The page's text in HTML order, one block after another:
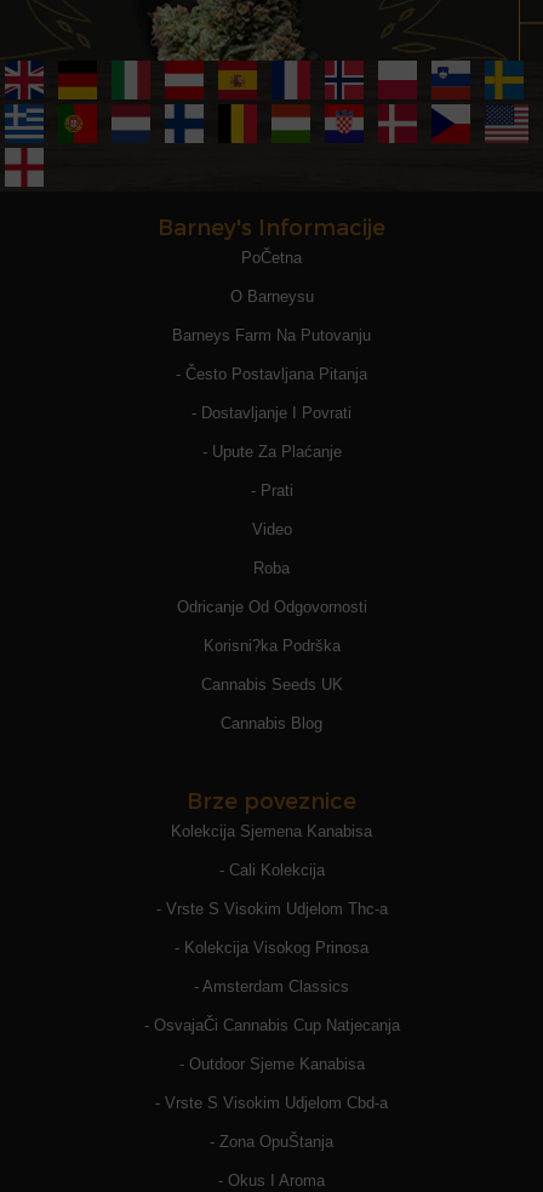
Barney's Informacije
PoČetna
O Barneysu
Barneys Farm Na Putovanju
- Često Postavljana Pitanja
- Dostavljanje I Povrati
- Upute Za Plaćanje
- Prati
Video
Roba
Odricanje Od Odgovornosti
Korisni?ka Podrška
Cannabis Seeds UK
Cannabis Blog
Brze poveznice
Kolekcija Sjemena Kanabisa
- Cali Kolekcija
- Vrste S Visokim Udjelom Thc-a
- Kolekcija Visokog Prinosa
- Amsterdam Classics
- OsvajaČi Cannabis Cup Natjecanja
- Outdoor Sjeme Kanabisa
- Vrste S Visokim Udjelom Cbd-a
- Zona OpuŠtanja
- Okus I Aroma